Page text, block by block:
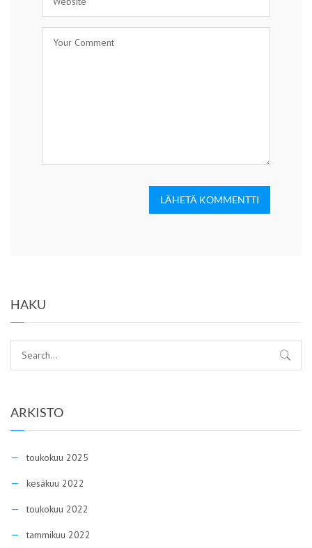
LÄHETÄ KOMMENTTI
HAKU
ARKISTO
toukokuu 2025
kesäkuu 2022
toukokuu 2022
tammikuu 2022